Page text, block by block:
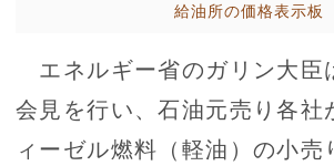
給油所の価格表示板
エネルギー省のガリン大臣
会見を行い、石油元売り各社
ィーゼル燃料（軽油）の小売